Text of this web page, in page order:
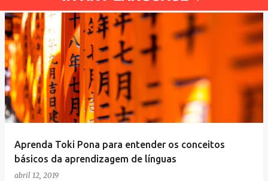
t
a
g
e
n
s
Aprenda Toki Pona para entender os conceitos
básicos da aprendizagem de línguas
abril 12, 2019